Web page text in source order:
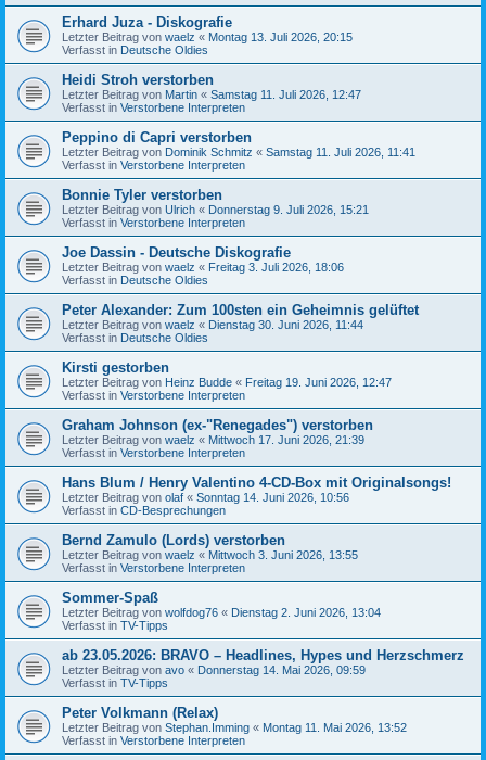
Erhard Juza - Diskografie
Letzter Beitrag von waelz « Montag 13. Juli 2026, 20:15
Verfasst in Deutsche Oldies
Heidi Stroh verstorben
Letzter Beitrag von Martin « Samstag 11. Juli 2026, 12:47
Verfasst in Verstorbene Interpreten
Peppino di Capri verstorben
Letzter Beitrag von Dominik Schmitz « Samstag 11. Juli 2026, 11:41
Verfasst in Verstorbene Interpreten
Bonnie Tyler verstorben
Letzter Beitrag von Ulrich « Donnerstag 9. Juli 2026, 15:21
Verfasst in Verstorbene Interpreten
Joe Dassin - Deutsche Diskografie
Letzter Beitrag von waelz « Freitag 3. Juli 2026, 18:06
Verfasst in Deutsche Oldies
Peter Alexander: Zum 100sten ein Geheimnis gelüftet
Letzter Beitrag von waelz « Dienstag 30. Juni 2026, 11:44
Verfasst in Deutsche Oldies
Kirsti gestorben
Letzter Beitrag von Heinz Budde « Freitag 19. Juni 2026, 12:47
Verfasst in Verstorbene Interpreten
Graham Johnson (ex-"Renegades") verstorben
Letzter Beitrag von waelz « Mittwoch 17. Juni 2026, 21:39
Verfasst in Verstorbene Interpreten
Hans Blum / Henry Valentino 4-CD-Box mit Originalsongs!
Letzter Beitrag von olaf « Sonntag 14. Juni 2026, 10:56
Verfasst in CD-Besprechungen
Bernd Zamulo (Lords) verstorben
Letzter Beitrag von waelz « Mittwoch 3. Juni 2026, 13:55
Verfasst in Verstorbene Interpreten
Sommer-Spaß
Letzter Beitrag von wolfdog76 « Dienstag 2. Juni 2026, 13:04
Verfasst in TV-Tipps
ab 23.05.2026: BRAVO – Headlines, Hypes und Herzschmerz
Letzter Beitrag von avo « Donnerstag 14. Mai 2026, 09:59
Verfasst in TV-Tipps
Peter Volkmann (Relax)
Letzter Beitrag von Stephan.Imming « Montag 11. Mai 2026, 13:52
Verfasst in Verstorbene Interpreten